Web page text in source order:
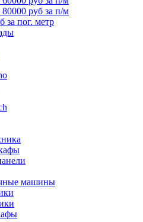
80000 руб за п/м
за пог. метр
машины